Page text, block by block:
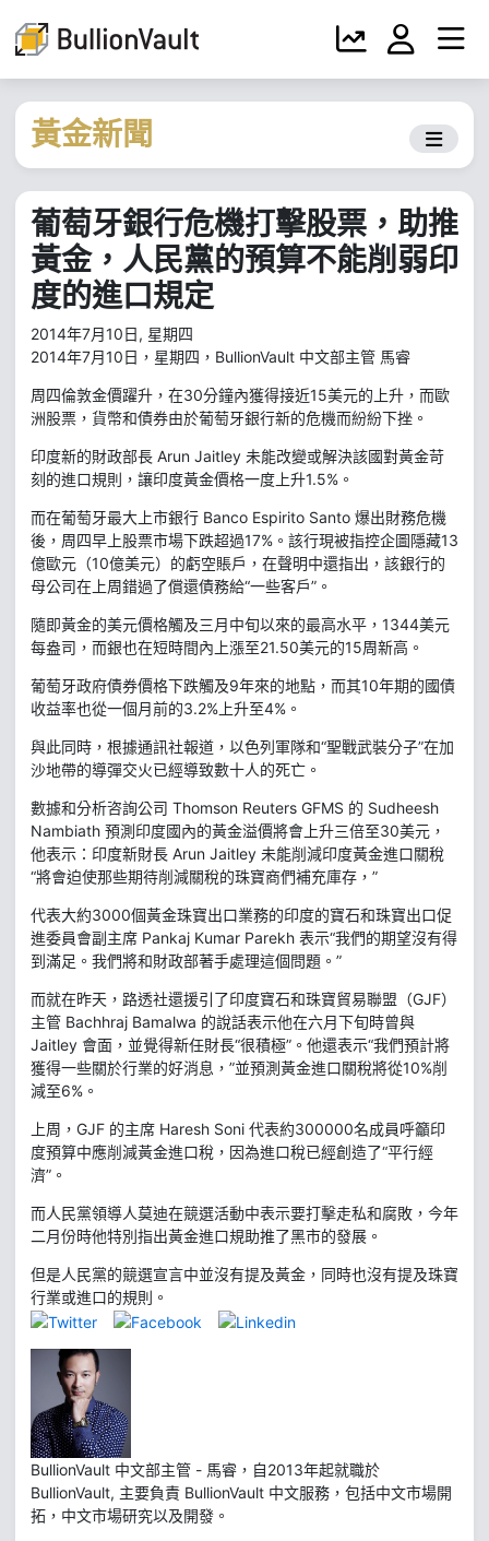
黃金新聞
葡萄牙銀行危機打擊股票，助推
黃金，人民黨的預算不能削弱印
度的進口規定
2014年7月10日, 星期四
2014年7月10日，星期四，BullionVault 中文部主管 馬睿
周四倫敦金價躍升，在30分鐘內獲得接近15美元的上升，而歐
洲股票，貨幣和債券由於葡萄牙銀行新的危機而紛紛下挫。
印度新的財政部長 Arun Jaitley 未能改變或解決該國對黃金苛
刻的進口規則，讓印度黃金價格一度上升1.5%。
而在葡萄牙最大上市銀行 Banco Espirito Santo 爆出財務危機
後，周四早上股票市場下跌超過17%。該行現被指控企圖隱藏13
億歐元（10億美元）的虧空賬戶，在聲明中還指出，該銀行的
母公司在上周錯過了償還債務給“一些客戶”。
隨即黃金的美元價格觸及三月中旬以來的最高水平，1344美元
每盎司，而銀也在短時間內上漲至21.50美元的15周新高。
葡萄牙政府債券價格下跌觸及9年來的地點，而其10年期的國債
收益率也從一個月前的3.2%上升至4%。
與此同時，根據通訊社報道，以色列軍隊和“聖戰武裝分子”在加
沙地帶的導彈交火已經導致數十人的死亡。
數據和分析咨詢公司 Thomson Reuters GFMS 的 Sudheesh
Nambiath 預測印度國內的黃金溢價將會上升三倍至30美元，
他表示：印度新財長 Arun Jaitley 未能削減印度黃金進口關稅
“將會迫使那些期待削減關稅的珠寶商們補充庫存，”
代表大約3000個黃金珠寶出口業務的印度的寶石和珠寶出口促
進委員會副主席 Pankaj Kumar Parekh 表示“我們的期望沒有得
到滿足。我們將和財政部著手處理這個問題。”
而就在昨天，路透社還援引了印度寶石和珠寶貿易聯盟（GJF）
主管 Bachhraj Bamalwa 的說話表示他在六月下旬時曾與
Jaitley 會面，並覺得新任財長“很積極”。他還表示“我們預計將
獲得一些關於行業的好消息，”並預測黃金進口關稅將從10%削
減至6%。
上周，GJF 的主席 Haresh Soni 代表約300000名成員呼籲印
度預算中應削減黃金進口稅，因為進口稅已經創造了“平行經
濟”。
而人民黨領導人莫迪在競選活動中表示要打擊走私和腐敗，今年
二月份時他特別指出黃金進口規助推了黑市的發展。
但是人民黨的競選宣言中並沒有提及黃金，同時也沒有提及珠寶
行業或進口的規則。
BullionVault 中文部主管 - 馬睿，自2013年起就職於
BullionVault, 主要負責 BullionVault 中文服務，包括中文市場開
拓，中文市場研究以及開發。